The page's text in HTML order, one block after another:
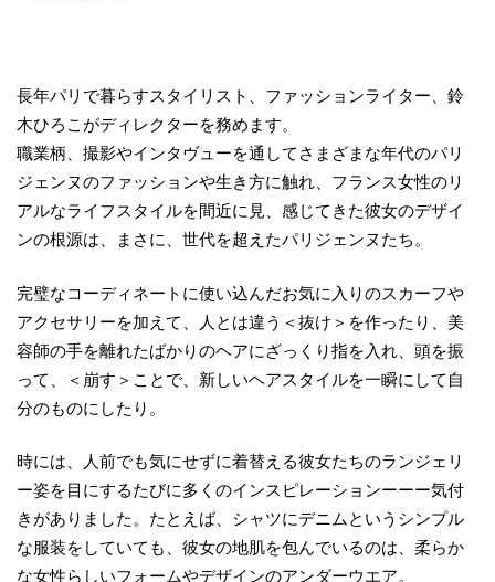
長年パリで暮らすスタイリスト、ファッションライター、鈴
木ひろこがディレクターを務めます。
職業柄、撮影やインタヴューを通してさまざまな年代のパリ
ジェンヌのファッションや生き方に触れ、フランス女性のリ
アルなライフスタイルを間近に見、感じてきた彼女のデザイ
ンの根源は、まさに、世代を超えたパリジェンヌたち。
完璧なコーディネートに使い込んだお気に入りのスカーフや
アクセサリーを加えて、人とは違う＜抜け＞を作ったり、美
容師の手を離れたばかりのヘアにざっくり指を入れ、頭を振
って、＜崩す＞ことで、新しいヘアスタイルを一瞬にして自
分のものにしたり。
時には、人前でも気にせずに着替える彼女たちのランジェリ
ー姿を目にするたびに多くのインスピレーションーーー気付
きがありました。たとえば、シャツにデニムというシンプル
な服装をしていても、彼女の地肌を包んでいるのは、柔らか
な女性らしいフォームやデザインのアンダーウエア。